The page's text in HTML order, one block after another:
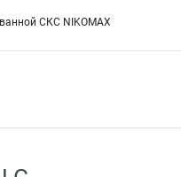
СКС NIKOMAX